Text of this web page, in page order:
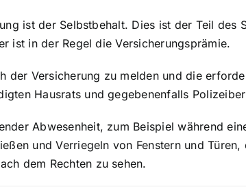
ist der Selbstbehalt. Dies ist der Teil des
ist in der Regel die Versicherungsprämie.
der Versicherung zu melden und die
Hausrats und gegebenenfalls
Abwesenheit, zum Beispiel während
und Verriegeln von Fenstern und
dem Rechten zu sehen.